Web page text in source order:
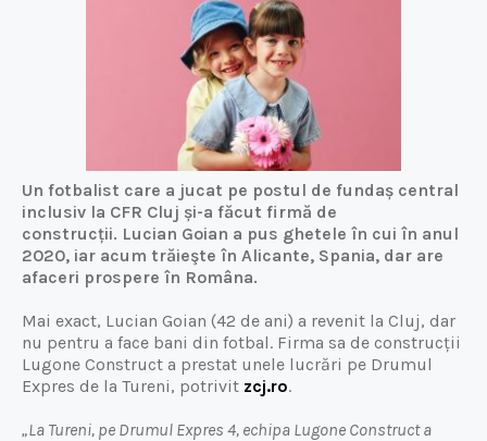
Un fotbalist care a jucat pe postul de fundaș central
inclusiv la CFR Cluj și-a făcut firmă de
construcții. Lucian Goian a pus ghetele în cui în anul
2020, iar acum trăieşte în Alicante, Spania, dar are
afaceri prospere în Româna.
Mai exact, Lucian Goian (42 de ani) a revenit la Cluj, dar
nu pentru a face bani din fotbal. Firma sa de construcții
Lugone Construct a prestat unele lucrări pe Drumul
Expres de la Tureni, potrivit zcj.ro.
„La Tureni, pe Drumul Expres 4, echipa Lugone Construct a